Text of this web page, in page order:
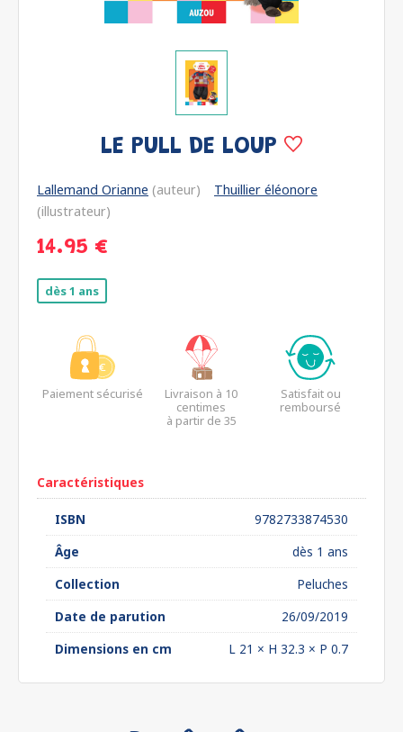
LE PULL DE LOUP
Lallemand Orianne (auteur)
Thuillier éléonore
(illustrateur)
14.95 €
dès 1 ans
Paiement sécurisé
Livraison à 10
centimes
à partir de 35
Satisfait ou
remboursé
Caractéristiques
ISBN
9782733874530
Âge
dès 1 ans
Collection
Peluches
Date de parution
26/09/2019
Dimensions en cm
L 21 × H 32.3 × P 0.7